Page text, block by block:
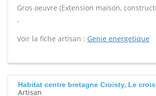
Gros oeuvre (Extension maison,
-
Voir la fiche artisan : Genie energetique
Habitat centre bretagne Croisty, Le
Artisan